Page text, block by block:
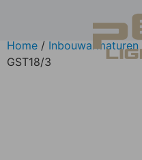
Home / Inbouwarmaturen
GST18/3